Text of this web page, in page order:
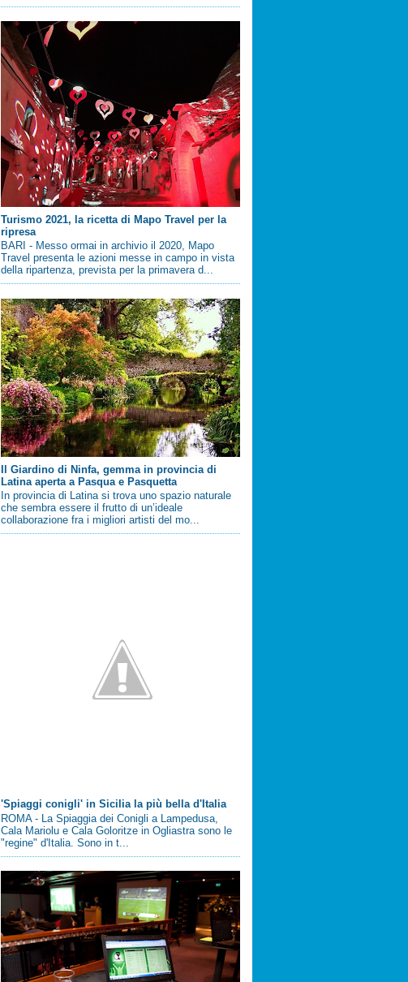
Turismo 2021, la ricetta di Mapo Travel per la
ripresa
BARI - Messo ormai in archivio il 2020, Mapo
Travel presenta le azioni messe in campo in vista
della ripartenza, prevista per la primavera d...
Il Giardino di Ninfa, gemma in provincia di
Latina aperta a Pasqua e Pasquetta
In provincia di Latina si trova uno spazio naturale
che sembra essere il frutto di un’ideale
collaborazione fra i migliori artisti del mo...
'Spiaggi conigli' in Sicilia la più bella d'Italia
ROMA - La Spiaggia dei Conigli a Lampedusa,
Cala Mariolu e Cala Goloritze in Ogliastra sono le
"regine" d'Italia. Sono in t...